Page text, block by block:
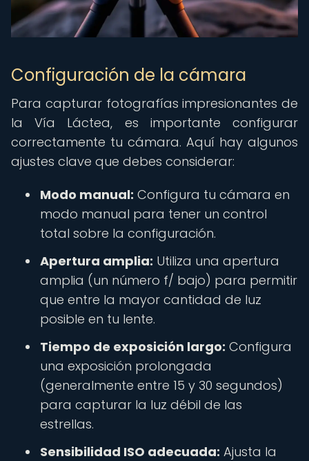
Configuración de la cámara
Para capturar fotografías impresionantes de
la Vía Láctea, es importante configurar
correctamente tu cámara. Aquí hay algunos
ajustes clave que debes considerar:
Modo manual: Configura tu cámara en
modo manual para tener un control
total sobre la configuración.
Apertura amplia: Utiliza una apertura
amplia (un número f/ bajo) para permitir
que entre la mayor cantidad de luz
posible en tu lente.
Tiempo de exposición largo: Configura
una exposición prolongada
(generalmente entre 15 y 30 segundos)
para capturar la luz débil de las
estrellas.
Sensibilidad ISO adecuada: Ajusta la